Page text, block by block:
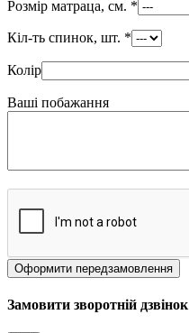
Розмір матраца, см. *
Кіл-ть спинок, шт. *
Колір
Ваші побажання
Замовити зворотній дзвінок